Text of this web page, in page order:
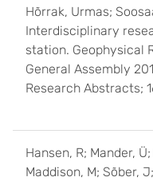
Hõrrak, Urmas;
Interdisciplinary
station. Geophysical
General Assembly
Research Abstracts;
Hansen, R; Mander,
Maddison, M; Sõber,